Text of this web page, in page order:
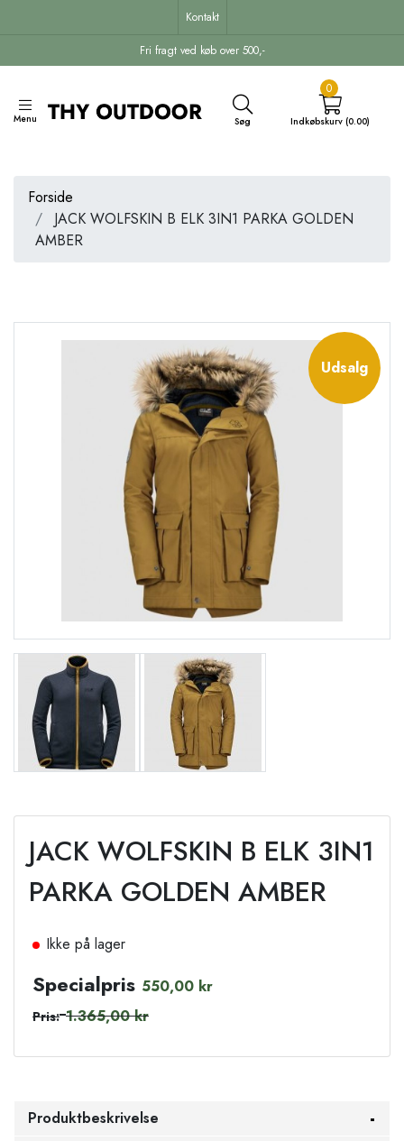
Fri fragt ved køb over 500,-
Kontakt
Menu Søg
0
Indkøbskurv (0.00)
Forside
JACK WOLFSKIN B ELK 3IN1 PARKA GOLDEN
AMBER
Udsalg
JACK WOLFSKIN B ELK 3IN1
PARKA GOLDEN AMBER
Ikke på lager
Specialpris 550,00 kr
Pris: 1.365,00 kr
Produktbeskrivelse